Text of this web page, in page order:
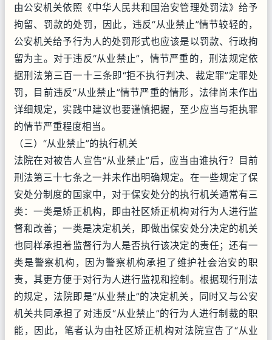
由公安机关依照《中华人民共和国治安管理处罚法》给予
拘留、罚款的处罚，因此，违反“从业禁止”情节较轻的，
公安机关给予行为人的处罚形式也应该是以罚款、行政拘
留为主。对于违反“从业禁止”，情节严重的，刑法规定依
据刑法第三百一十三条即“拒不执行判决、裁定罪”定罪处
罚，目前违反“从业禁止”情节严重的情形，法律尚未作出
详细规定，实践中建议也要谨慎把握，至少应当与拒执罪
的情节严重程度相当。
（三）“从业禁止”的执行机关
法院在对被告人宣告“从业禁止”后，应当由谁执行？目前
刑法第三十七条之一并未作出明确规定。在一些规定了保
安处分制度的国家中，对于保安处分的执行机关通常有三
类：一类是矫正机构，即由社区矫正机构对行为人进行监
督和改善；一类是决定机关，即做出保安处分决定的机关
也同样承担着监督行为人是否执行该决定的责任；还有一
类是警察机构，因为警察机构承担了维护社会治安的职
责，其更方便于对行为人进行监视和控制。根据现行刑法
的规定，法院即是“从业禁止”的决定机关，同时又与公安
机关共同承担了对违反“从业禁止”的行为人进行制裁的职
能，因此，笔者认为由社区矫正机构对法院宣告了“从业